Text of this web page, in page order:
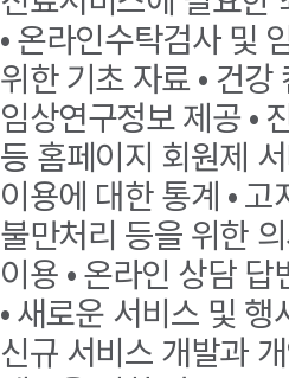
• 온라인수탁검사 및
위한 기초 자료 • 건강
임상연구정보 제공 •
등 홈페이지 회원제
이용에 대한 통계 •
불만처리 등을 위한
이용 • 온라인 상담
• 새로운 서비스 및 행
신규 서비스 개발과